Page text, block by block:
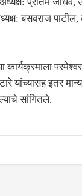
बसवराज
कार्यक्रमाला
यांच्यासह इतर
सांगितले.